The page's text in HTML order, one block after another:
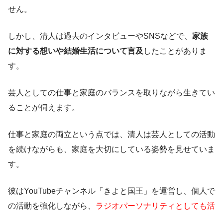
せん。
しかし、清人は過去のインタビューやSNSなどで、 家族
に対する想いや結婚生活について言及 したことがありま
す。
芸人としての仕事と家庭のバランスを取りながら生きてい
ることが伺えます。
仕事と家庭の両立という点では、清人は芸人としての活動
を続けながらも、家庭を大切にしている姿勢を見せていま
す。
彼はYouTubeチャンネル「きよと国王」を運営し、個人で
の活動を強化しながら、 ラジオパーソナリティとしても活